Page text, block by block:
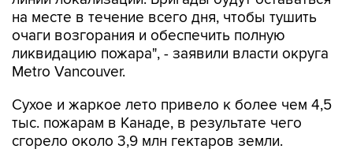
на месте в течение всего дня, чтобы тушить
очаги возгорания и обеспечить полную
ликвидацию пожара", - заявили власти округа
Metro Vancouver.
Сухое и жаркое лето привело к более чем 4,5
тыс. пожарам в Канаде, в результате чего
сгорело около 3,9 млн гектаров земли.